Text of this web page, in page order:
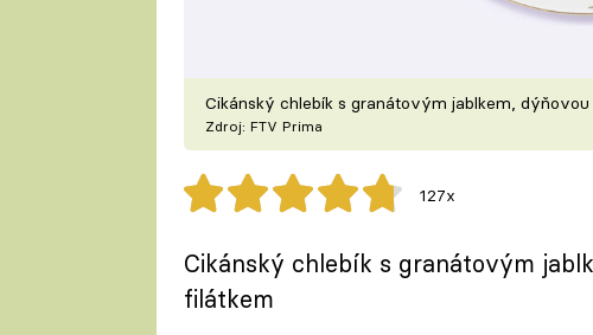
Cikánský chlebík s granátovým jablkem,
Zdroj: FTV Prima
127x
Cikánský chlebík s granátovým
filátkem